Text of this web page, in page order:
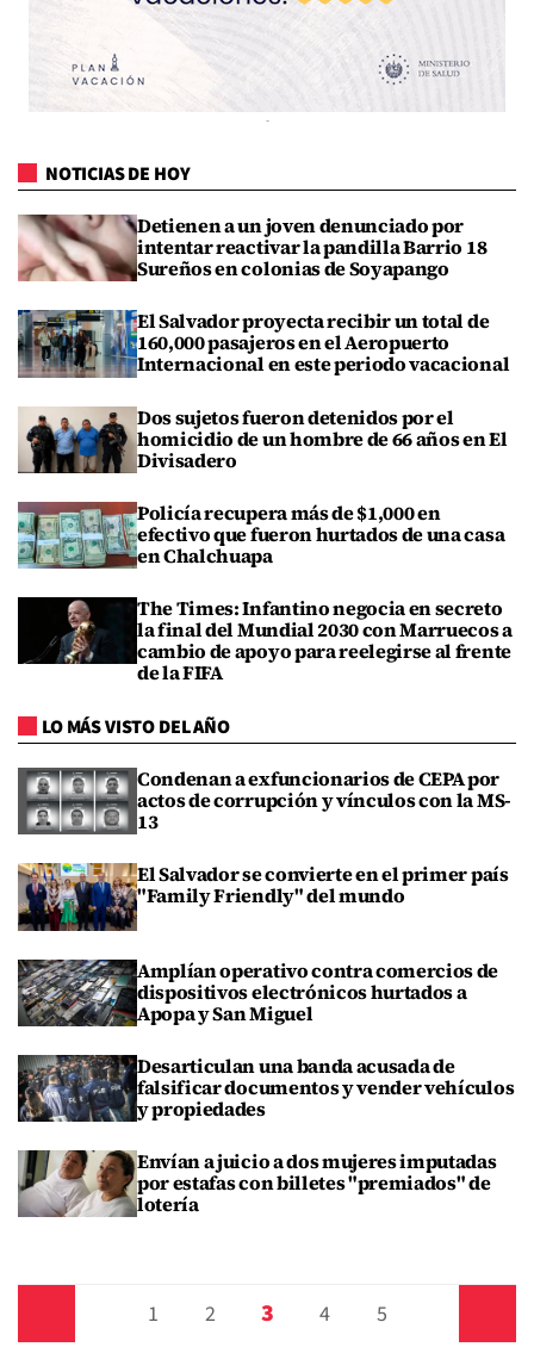
NOTICIAS DE HOY
Detienen a un joven denunciado por
intentar reactivar la pandilla Barrio 18
Sureños en colonias de Soyapango
El Salvador proyecta recibir un total de
160,000 pasajeros en el Aeropuerto
Internacional en este periodo vacacional
Dos sujetos fueron detenidos por el
homicidio de un hombre de 66 años en El
Divisadero
Policía recupera más de $1,000 en
efectivo que fueron hurtados de una casa
en Chalchuapa
The Times: Infantino negocia en secreto
la final del Mundial 2030 con Marruecos a
cambio de apoyo para reelegirse al frente
de la FIFA
LO MÁS VISTO DEL AÑO
Condenan a exfuncionarios de CEPA por
actos de corrupción y vínculos con la MS-
13
El Salvador se convierte en el primer país
"Family Friendly" del mundo
Amplían operativo contra comercios de
dispositivos electrónicos hurtados a
Apopa y San Miguel
Desarticulan una banda acusada de
falsificar documentos y vender vehículos
y propiedades
Envían a juicio a dos mujeres imputadas
por estafas con billetes "premiados" de
lotería
1 2 3 4 5